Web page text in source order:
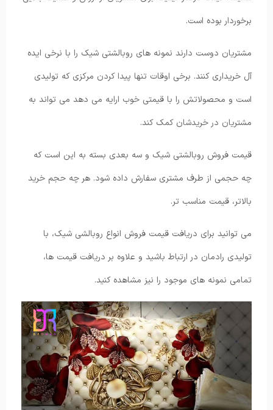
برخوردار بوده است.
مشتریان دوست دارند نمونه های روبالشتی شیک را با نرخی ایده
آل خریداری کنند. برخی اوقات تنها پیدا کردن مرکزی که تولیدی
است و محصولاتش را با قیمتی خوب ارایه می دهد می تواند به
مشتریان در خریدشان کمک کند.
قیمت فروش روبالشتی شیک و سه بعدی بسته به این است که
چه حجمی از طرف مشتری سفارش داده شود. هر چه حجم خرید
بالاتر، قیمت مناسب تر.
می توانید برای دریافت قیمت فروش انواع روبالشی شیک، با
تولیدی رادمان در ارتباط باشید و علاوه بر دریافت قیمت ها،
تمامی نمونه های موجود را نیز مشاهده کنید.